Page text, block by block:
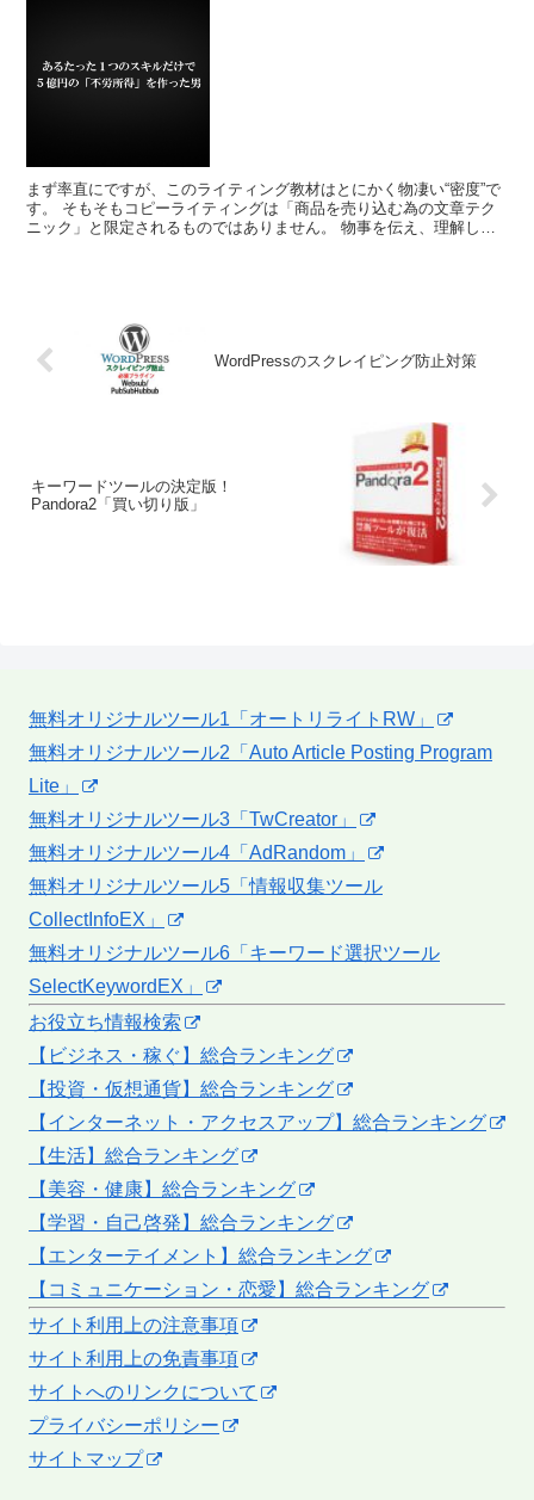
まず率直にですが、このライティング教材はとにかく物凄い“密度”で
す。 そもそもコピーライティングは「商品を売り込む為の文章テク
ニック」と限定されるものではありません。 物事を伝え、理解して
WordPressのスクレイピング防止対策
キーワードツールの決定版！
Pandora2「買い切り版」
無料オリジナルツール1「オートリライトRW」
無料オリジナルツール2「Auto Article Posting Program
Lite」
無料オリジナルツール3「TwCreator」
無料オリジナルツール4「AdRandom」
無料オリジナルツール5「情報収集ツール
CollectInfoEX」
無料オリジナルツール6「キーワード選択ツール
SelectKeywordEX」
お役立ち情報検索
【ビジネス・稼ぐ】総合ランキング
【投資・仮想通貨】総合ランキング
【インターネット・アクセスアップ】総合ランキング
【生活】総合ランキング
【美容・健康】総合ランキング
【学習・自己啓発】総合ランキング
【エンターテイメント】総合ランキング
【コミュニケーション・恋愛】総合ランキング
サイト利用上の注意事項
サイト利用上の免責事項
サイトへのリンクについて
プライバシーポリシー
サイトマップ